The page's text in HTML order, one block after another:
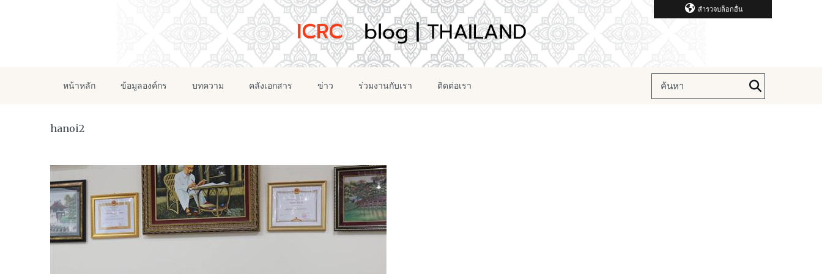
สำรวจบล็อกอื่น
หน้าหลัก ข้อมูลองค์กร บทความ คลังเอกสาร ข่าว ร่วมงานกับเรา ติดต่อเรา
hanoi2